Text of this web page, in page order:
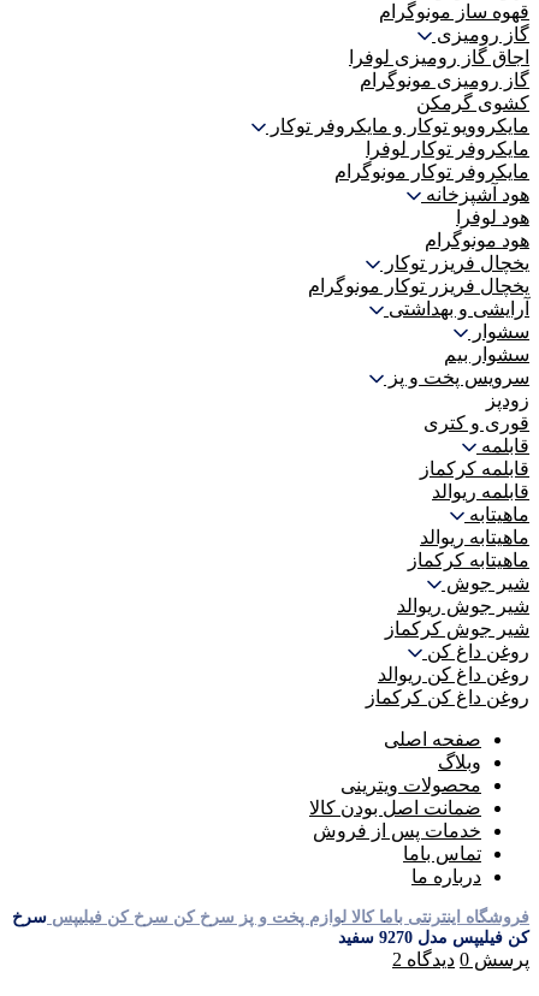
قهوه ساز مونوگرام
گاز رومیزی
اجاق گاز رومیزی لوفرا
گاز رومیزی مونوگرام
کشوی گرمکن
مایکروویو توکار و مایکروفر توکار
مایکروفر توکار لوفرا
مایکروفر توکار مونوگرام
هود آشپزخانه
هود لوفرا
هود مونوگرام
یخچال فریزر توکار
یخچال فریزر توکار مونوگرام
آرایشی و بهداشتی
سشوار
سشوار بیم
سرویس پخت و پز
زودپز
قوری و کتری
قابلمه
قابلمه کرکماز
قابلمه ریوالد
ماهیتابه
ماهیتابه ریوالد
ماهیتابه کرکماز
شیر جوش
شیر جوش ریوالد
شیر جوش کرکماز
روغن داغ کن
روغن داغ کن ریوالد
روغن داغ کن کرکماز
صفحه اصلی
وبلاگ
محصولات ویترینی
ضمانت اصل بودن کالا
خدمات پس از فروش
تماس باما
درباره ما
فروشگاه اینترنتی باما کالا لوازم پخت و پز سرخ کن سرخ کن فیلیپس سرخ
کن فیلیپس مدل 9270 سفید
پرسش 0 دیدگاه 2